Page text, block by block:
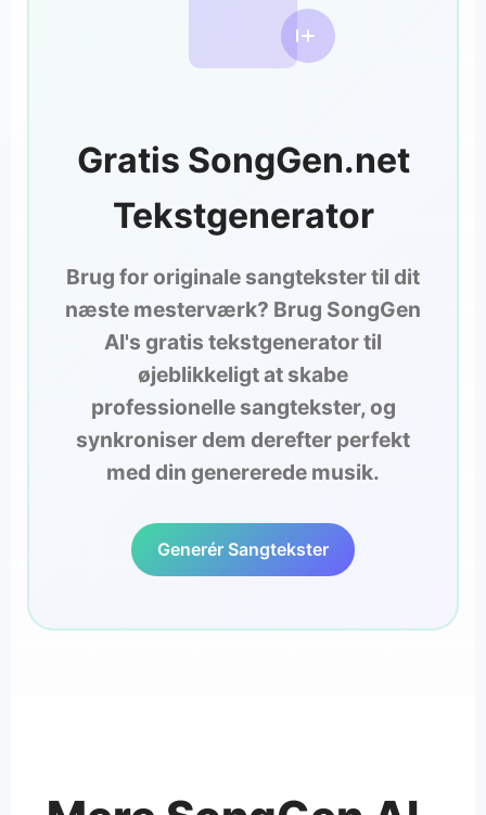
Gratis SongGen.net
Tekstgenerator
Brug for originale sangtekster til dit
næste mesterværk? Brug SongGen
AI's gratis tekstgenerator til
øjeblikkeligt at skabe
professionelle sangtekster, og
synkroniser dem derefter perfekt
med din genererede musik.
Generér Sangtekster